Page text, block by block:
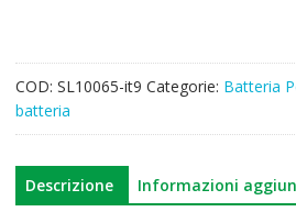
COD: SL10065-it9 Categorie: Batteria
batteria
Descrizione Informazioni